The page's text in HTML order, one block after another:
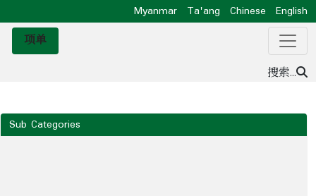
Myanmar Ta'ang Chinese
English
项单
搜索...
Sub Categories